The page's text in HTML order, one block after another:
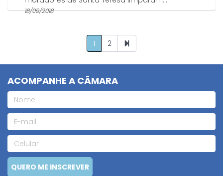
18/09/2018
1 2
ACOMPANHE A CÂMARA
QUERO ME INSCREVER